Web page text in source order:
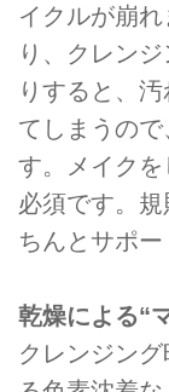
イクルが崩
り、クレン
りすると、
てしまうの
す。メイク
必須です。
ちんとサポー
乾燥による“
クレンジン